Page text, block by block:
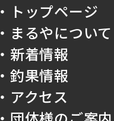
・トップページ
・まるやについて
・新着情報
・釣果情報
・アクセス